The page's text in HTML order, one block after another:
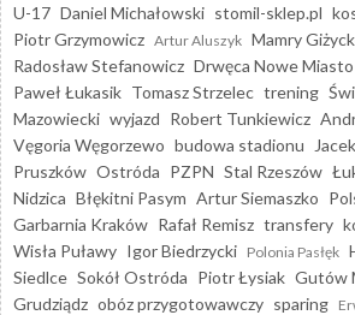
U-17 Daniel Michałowski stomil-sklep.pl
Piotr Grzymowicz Artur Aluszyk Mamry
Radosław Stefanowicz Drwęca Nowe
Paweł Łukasik Tomasz Strzelec trening
Mazowiecki wyjazd Robert Tunkiewicz
Vęgoria Węgorzewo budowa stadionu
Pruszków Ostróda PZPN Stal Rzeszów
Nidzica Błękitni Pasym Artur Siemaszko
Garbarnia Kraków Rafał Remisz transfery
Wisła Puławy Igor Biedrzycki Polonia Pasłęk
Siedlce Sokół Ostróda Piotr Łysiak Gutów
Grudziądz obóz przygotowawczy sparing